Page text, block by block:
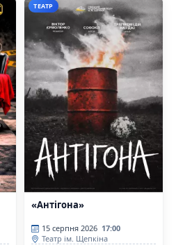
ТЕАТР
«Антігона»
15 серпня 2026 17:00
Театр ім. Щепкіна